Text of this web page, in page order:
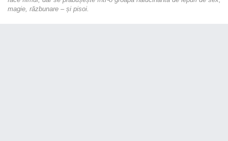
magie, răzbunare – și pisoi.